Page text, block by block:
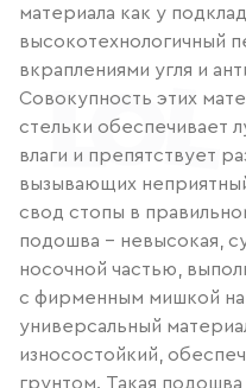
материала как у
высокотехнологичный
вкраплениями угля и
Совокупность этих
стельки обеспечивает
влаги и препятствует
вызывающих
свод стопы в
подошва – невысокая,
носочной частью,
с фирменным мишкой
универсальный
износостойкий,
грунтом. Такая